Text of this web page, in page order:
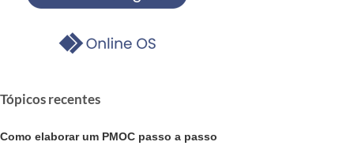
Tópicos recentes
Como elaborar um PMOC passo a passo